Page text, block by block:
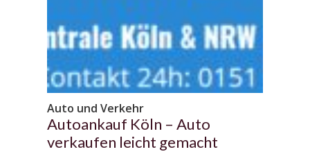
Auto und Verkehr
Autoankauf Köln – Auto
verkaufen leicht gemacht